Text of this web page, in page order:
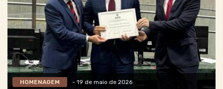
HOMENAGEM - 19 de maio de 2026